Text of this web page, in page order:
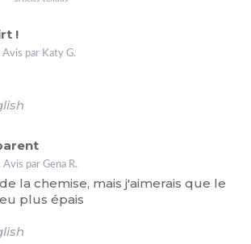
!
Avis par Katy G.
Avis par Gena R.
la chemise, mais j'aimerais que le
plus épais